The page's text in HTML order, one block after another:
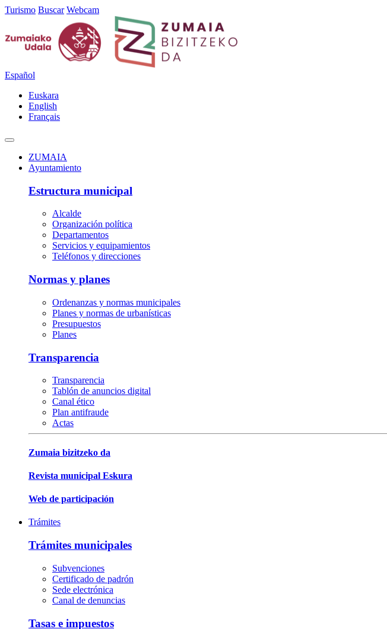
Turismo Buscar Webcam
Español
Euskara
English
Français
ZUMAIA
Ayuntamiento
Estructura municipal
Alcalde
Organización política
Departamentos
Servicios y equipamientos
Teléfonos y direcciones
Normas y planes
Ordenanzas y normas municipales
Planes y normas de urbanísticas
Presupuestos
Planes
Transparencia
Transparencia
Tablón de anuncios digital
Canal ético
Plan antifraude
Actas
Zumaia bizitzeko da
Revista municipal Eskura
Web de participación
Trámites
Trámites municipales
Subvenciones
Certificado de padrón
Sede electrónica
Canal de denuncias
Tasas e impuestos